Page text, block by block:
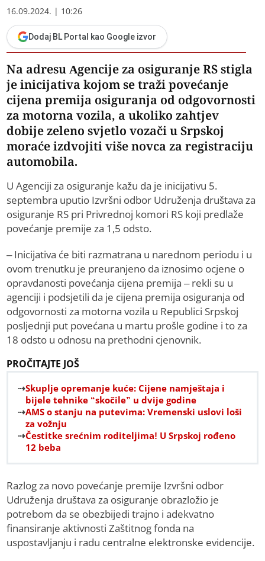
16.09.2024. | 10:26
Dodaj BL Portal kao Google izvor
Na adresu Agencije za osiguranje RS stigla
je inicijativa kojom se traži povećanje
cijena premija osiguranja od odgovornosti
za motorna vozila, a ukoliko zahtjev
dobije zeleno svjetlo vozači u Srpskoj
moraće izdvojiti više novca za registraciju
automobila.
U Agenciji za osiguranje kažu da je inicijativu 5.
septembra uputio Izvršni odbor Udruženja društava za
osiguranje RS pri Privrednoj komori RS koji predlaže
povećanje premije za 1,5 odsto.
– Inicijativa će biti razmatrana u narednom periodu i u
ovom trenutku je preuranjeno da iznosimo ocjene o
opravdanosti povećanja cijena premija – rekli su u
agenciji i podsjetili da je cijena premija osiguranja od
odgovornosti za motorna vozila u Republici Srpskoj
posljednji put povećana u martu prošle godine i to za
18 odsto u odnosu na prethodni cjenovnik.
PROČITAJTE JOŠ
Skuplje opremanje kuće: Cijene namještaja i
bijele tehnike “skočile” u dvije godine
AMS o stanju na putevima: Vremenski uslovi loši
za vožnju
Čestitke srećnim roditeljima! U Srpskoj rođeno
12 beba
Razlog za novo povećanje premije Izvršni odbor
Udruženja društava za osiguranje obrazložio je
potrebom da se obezbijedi trajno i adekvatno
finansiranje aktivnosti Zaštitnog fonda na
uspostavljanju i radu centralne elektronske evidencije.